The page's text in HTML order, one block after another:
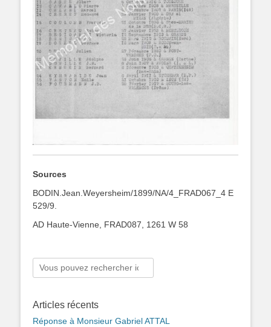
Sources
BODIN.Jean.Weyersheim/1899/NA/4_FRAD067_4 E
529/9.
AD Haute-Vienne, FRAD087, 1261 W 58
Rechercher :
Articles récents
Réponse à Monsieur Gabriel ATTAL